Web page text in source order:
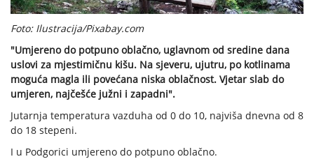
Foto: Ilustracija/Pixabay.com
"Umjereno do potpuno oblačno, uglavnom od sredine dana
uslovi za mjestimičnu kišu. Na sjeveru, ujutru, po kotlinama
moguća magla ili povećana niska oblačnost. Vjetar slab do
umjeren, najčešće južni i zapadni".
Jutarnja temperatura vazduha od 0 do 10, najviša dnevna od 8
do 18 stepeni.
I u Podgorici umjereno do potpuno oblačno.